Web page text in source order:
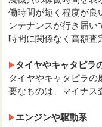
働時間が短く程度が良
ンテナンスが行き届い
時間に関係なく高額査
タイヤやキャタピラ
タイヤやキャタピラ
要なものは、マイナス
エンジンや駆動系